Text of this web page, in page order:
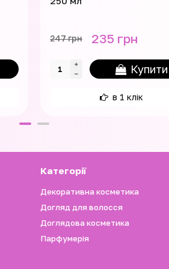
247 грн 235 грн
Купити
в 1 клік
Категорії
Декоративна косметика
Догляд для волосся
Доглядова косметика
Парфумерія